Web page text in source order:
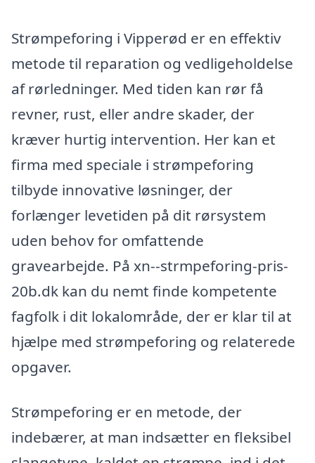
Strømpeforing i Vipperød er en effektiv
metode til reparation og vedligeholdelse
af rørledninger. Med tiden kan rør få
revner, rust, eller andre skader, der
kræver hurtig intervention. Her kan et
firma med speciale i strømpeforing
tilbyde innovative løsninger, der
forlænger levetiden på dit rørsystem
uden behov for omfattende
gravearbejde. På xn--strmpeforing-pris-
20b.dk kan du nemt finde kompetente
fagfolk i dit lokalområde, der er klar til at
hjælpe med strømpeforing og relaterede
opgaver.
Strømpeforing er en metode, der
indebærer, at man indsætter en fleksibel